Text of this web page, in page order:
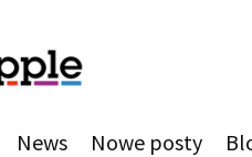
News Nowe posty